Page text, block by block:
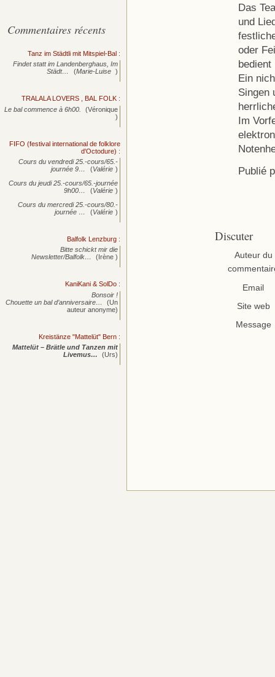
Das
und
oder
Ein
Singen
Im
Publié
Discuter
Auteur du
Email
Site web
Message
Commentaires récents
Tanz im Städtli mit Mitspiel-Bal :
Findet statt im Landenberghaus, Im
Städt…
(Marie-Luise )
TRALALA LOVERS , BAL FOLK :
Le bal commence à 6h00.
(Véronique
)
FIFO (festival international de folklore
d'Octodure) :
Cours du vendredi 25.-cours/65.-
journée 9… (Valérie )
Cours du jeudi 25.-cours/65.-journée
9h00…
(Valérie )
Cours du mercredi 25.-cours/80.-
journée … (Valérie )
Balfolk Lenzburg :
Bitte schickt mir die
Newsletter/Balfolk…
(Irène )
KaniKani & SolDo :
Bonsoir !
Chouette un bal d’anniversaire…
(Un
auteur anonyme)
Kreistänze "Mattelüt" Bern :
Mattelüt – Brätle und Tanzen mit
Livemus…
(Urs)